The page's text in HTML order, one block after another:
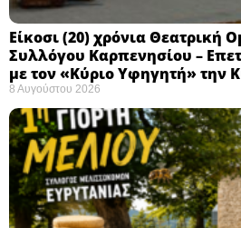
Eίκοσι (20) χρόνια Θεατρική
Συλλόγου Καρπενησίου –
με τον «Κύριο Υφηγητή» την
8 Αυγούστου 2026